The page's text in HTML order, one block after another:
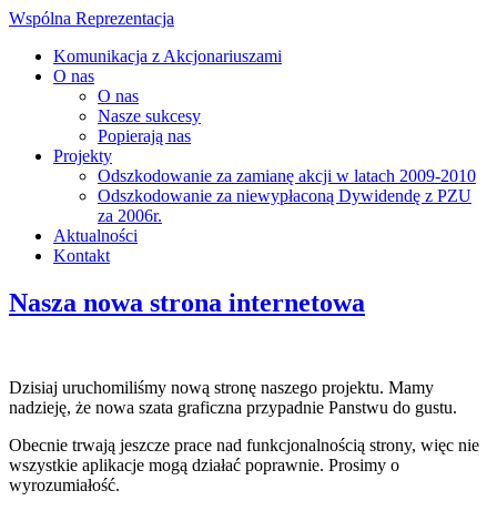
Wspólna Reprezentacja
Komunikacja z Akcjonariuszami
O nas
O nas
Nasze sukcesy
Popierają nas
Projekty
Odszkodowanie za zamianę akcji w latach 2009-2010
Odszkodowanie za niewypłaconą Dywidendę z PZU
za 2006r.
Aktualności
Kontakt
Nasza nowa strona internetowa
Dzisiaj uruchomiliśmy nową stronę naszego projektu. Mamy
nadzieję, że nowa szata graficzna przypadnie Panstwu do gustu.
Obecnie trwają jeszcze prace nad funkcjonalnością strony, więc nie
wszystkie aplikacje mogą działać poprawnie. Prosimy o
wyrozumiałość.